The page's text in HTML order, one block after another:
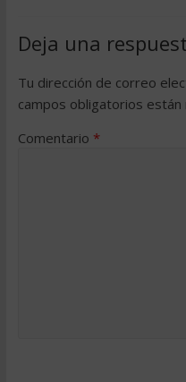
Deja una
Tu dirección de correo
campos obligatorios están
Comentario *